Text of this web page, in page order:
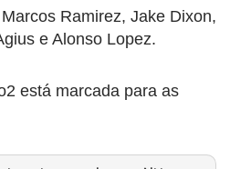
Ramirez, Jake Dixon,
e Alonso Lopez.
está marcada para as